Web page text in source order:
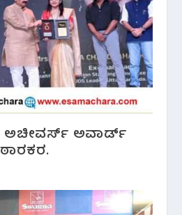
ಅಚೀವರ್ಸ್ ಅವಾರ್ಡ್